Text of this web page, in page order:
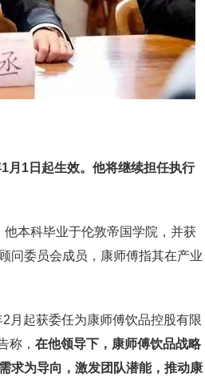
月1日起生效。他将继续担任执行
本科毕业于伦敦帝国学院，并获
问委员会成员，康师傅指其在产业
月起获委任为康师傅饮品控股有限
称， 在他领导下，康师傅饮品战略
求为导向，激发团队潜能，推动康